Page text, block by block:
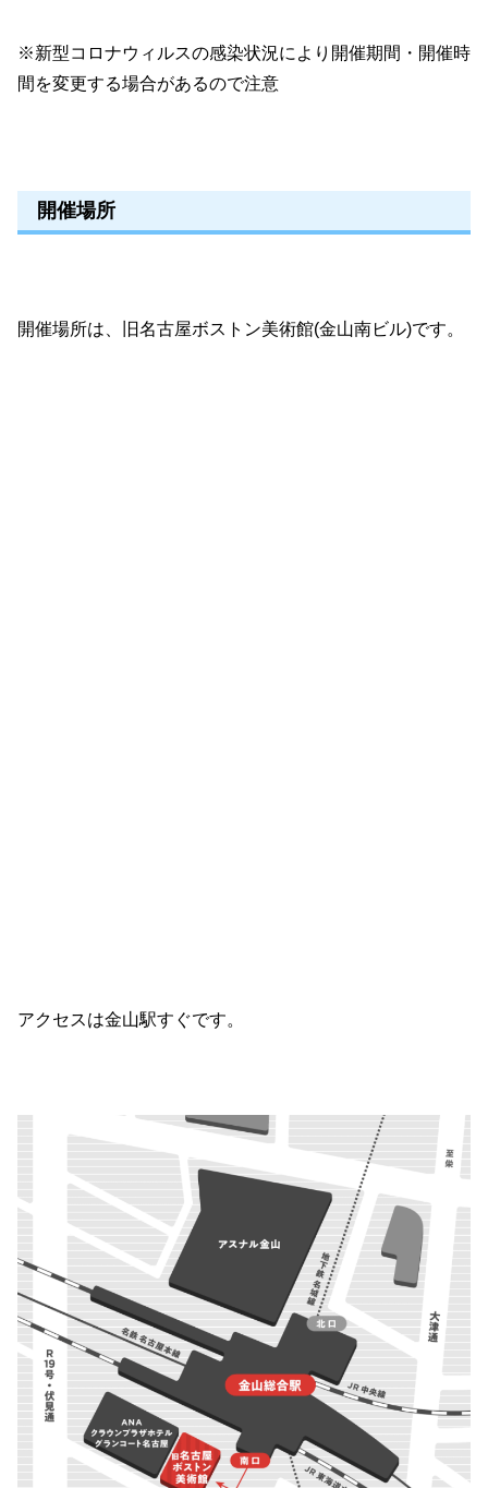
※新型コロナウィルスの感染状況により開催期間・開催時
間を変更する場合があるので注意
開催場所
開催場所は、旧名古屋ボストン美術館(金山南ビル)です。
アクセスは金山駅すぐです。